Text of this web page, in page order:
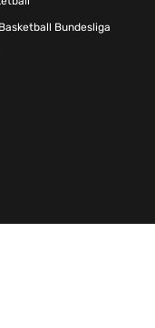
Bundesliga